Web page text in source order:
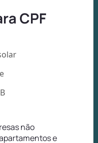
CPF
não
e